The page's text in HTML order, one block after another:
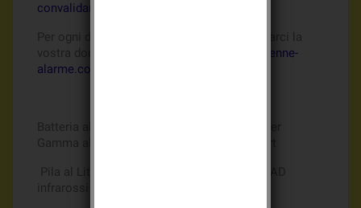
convalidare sul legame Qui
Per ogni domanda di informazione, potete farci la
vostra domanda per maglio al
contact@antenne-
alarme.com
Batteria al Litio di origine Batli28 3,6v 2Ah per
Gamma allarme LOGISTY2 e LOGISTY expert
Pila al Litio Batli28 3,6v 2Ah per Rivelatore AD
infrarossi Gamma